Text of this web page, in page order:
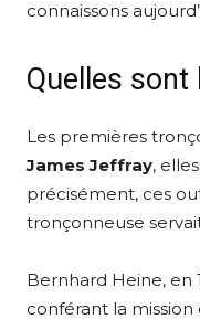
connaissons
Quelles
Les premières
James Jeffray,
précisément, ces
tronçonneuse
Bernhard Heine, en
conférant la